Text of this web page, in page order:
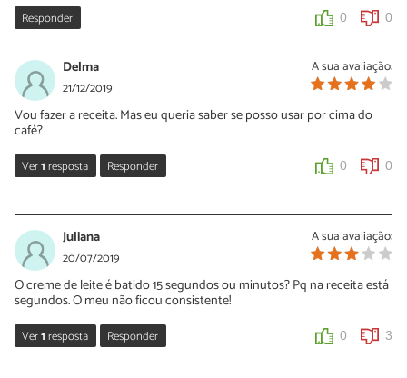
Responder 0 0
A sua avaliação:
Delma
21/12/2019
Vou fazer a receita. Mas eu queria saber se posso usar por cima do
café?
Ver1resposta Responder 0 0
Oi Delma, pode sim! Experimente e conte para nós o que você
achou.
A sua avaliação:
Juliana
20/07/2019
O creme de leite é batido 15 segundos ou minutos? Pq na receita está
segundos. O meu não ficou consistente!
Ver1resposta Responder 0 3